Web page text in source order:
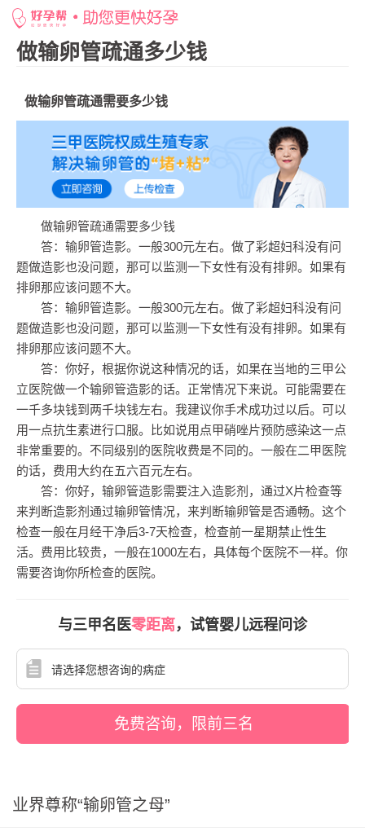
网站首页 > 好孕百科 > 做输卵管疏通多少钱
做输卵管疏通多少钱
做输卵管疏通需要多少钱
做输卵管疏通需要多少钱
答：输卵管造影。一般300元左右。做了彩超妇科没有问
题做造影也没问题，那可以监测一下女性有没有排卵。如果有
排卵那应该问题不大。
答：输卵管造影。一般300元左右。做了彩超妇科没有问
题做造影也没问题，那可以监测一下女性有没有排卵。如果有
排卵那应该问题不大。
答：你好，根据你说这种情况的话，如果在当地的三甲公
立医院做一个输卵管造影的话。正常情况下来说。可能需要在
一千多块钱到两千块钱左右。我建议你手术成功过以后。可以
用一点抗生素进行口服。比如说用点甲硝唑片预防感染这一点
非常重要的。不同级别的医院收费是不同的。一般在二甲医院
的话，费用大约在五六百元左右。
答：你好，输卵管造影需要注入造影剂，通过X片检查等
来判断造影剂通过输卵管情况，来判断输卵管是否通畅。这个
检查一般在月经干净后3-7天检查，检查前一星期禁止性生
活。费用比较贵，一般在1000左右，具体每个医院不一样。你
需要咨询你所检查的医院。
与三甲名医零距离，试管婴儿远程问诊
免费咨询，限前三名
业界尊称“输卵管之母”